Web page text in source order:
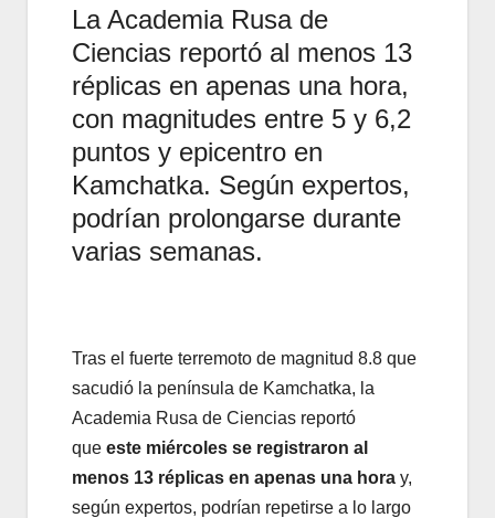
La Academia Rusa de
Ciencias reportó al menos 13
réplicas en apenas una hora,
con magnitudes entre 5 y 6,2
puntos y epicentro en
Kamchatka. Según expertos,
podrían prolongarse durante
varias semanas.
Tras el fuerte terremoto de magnitud 8.8 que
sacudió la península de Kamchatka, la
Academia Rusa de Ciencias reportó
que este miércoles se registraron al
menos 13 réplicas en apenas una hora y,
según expertos, podrían repetirse a lo largo